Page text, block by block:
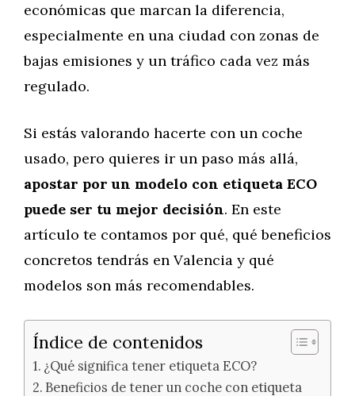
económicas que marcan la diferencia,
especialmente en una ciudad con zonas de
bajas emisiones y un tráfico cada vez más
regulado.
Si estás valorando hacerte con un coche
usado, pero quieres ir un paso más allá,
apostar por un modelo con etiqueta ECO
puede ser tu mejor decisión. En este
artículo te contamos por qué, qué beneficios
concretos tendrás en Valencia y qué
modelos son más recomendables.
Índice de contenidos
¿Qué significa tener etiqueta ECO?
Beneficios de tener un coche con etiqueta